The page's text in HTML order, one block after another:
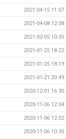
2021-04-15 11:07
2021-04-08 12:08
2021-02-05 10:35
2021-01-25 18:22
2021-01-25 18:19
2021-01-21 20:49
2020-12-01 16:30
2020-11-06 12:04
2020-11-06 12:02
2020-11-06 10:35